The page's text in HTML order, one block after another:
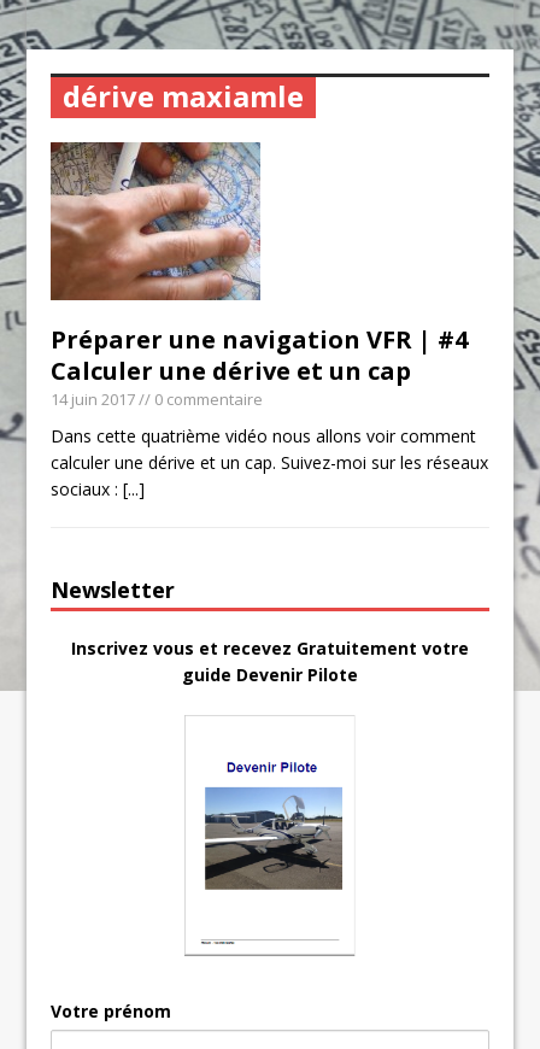
dérive maxiamle
Préparer une navigation VFR | #4
Calculer une dérive et un cap
14 juin 2017// 0 commentaire
Dans cette quatrième vidéo nous allons voir comment
calculer une dérive et un cap. Suivez-moi sur les réseaux
sociaux :[...]
Newsletter
Inscrivez vous et recevez Gratuitement votre
guide Devenir Pilote
Votre prénom